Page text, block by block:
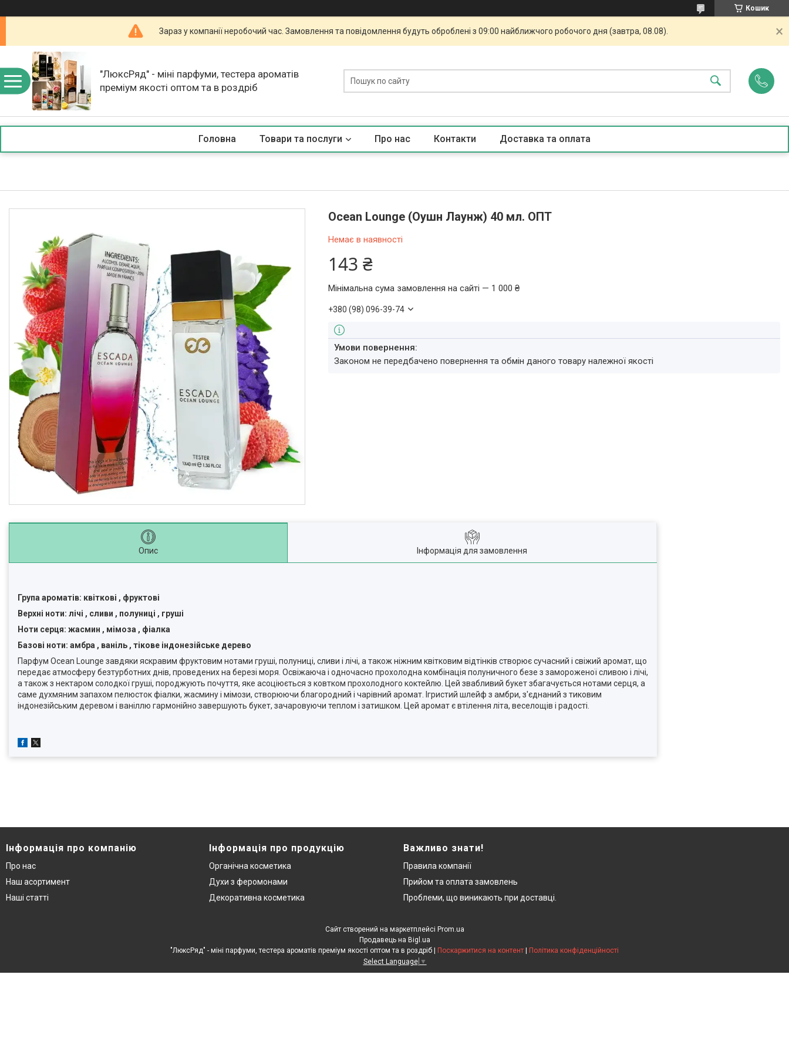
Кошик
Зараз у компанії неробочий час. Замовлення та повідомлення будуть оброблені з 09:00 найближчого робочого дня (завтра, 08.08).
"ЛюксРяд" - міні парфуми, тестера ароматів
преміум якості оптом та в роздріб
Головна Товари та послуги Про нас Контакти Доставка та оплата
Ocean Lounge (Оушн Лаyнж) 40 мл. ОПТ
Немає в наявності
143 ₴
Мінімальна сума замовлення на сайті — 1 000 ₴
+380 (98) 096-39-74
Законом не передбачено повернення та обмін даного товару належної якості
Опис Інформація для замовлення
Група ароматів: квіткові , фруктові
Верхні ноти: лічі , сливи , полуниці , груші
Ноти серця: жасмин , мімоза , фіалка
Базові ноти: амбра , ваніль , тікове індонезійське дерево
Парфум Ocean Lounge завдяки яскравим фруктовим нотами груші, полуниці, сливи і лічі, а також ніжним квітковим відтінків створює сучасний і свіжий аромат, що
передає атмосферу безтурботних днів, проведених на березі моря. Освіжаюча і одночасно прохолодна комбінація полуничного безе з замороженої сливою і лічі,
а також з нектаром солодкої груші, породжують почуття, яке асоціюється з ковтком прохолодного коктейлю. Цей звабливий букет збагачується нотами серця, а
саме духмяним запахом пелюсток фіалки, жасмину і мімози, створюючи благородний і чарівний аромат. Ігристий шлейф з амбри, з'єднаний з тиковим
індонезійським деревом і ваніллю гармонійно завершують букет, зачаровуючи теплом і затишком. Цей аромат є втілення літа, веселощів і радості.
Інформація про компанію
Про нас
Наш асортимент
Наші статті
Інформація про продукцію
Органічна косметика
Духи з феромонами
Декоративна косметика
Важливо знати!
Правила компанії
Прийом та оплата замовлень
Проблеми, що виникають при доставці.
Сайт створений на маркетплейсі Prom.ua
Продавець на Bigl.ua
Поскаржитися на контент
Політика конфіденційності
Select Language ▼